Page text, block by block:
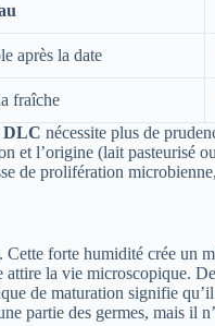
après la date
fraîche
DLC nécessite plus de
et l’origine (lait pasteurisé
de prolifération
forte humidité crée un
la vie microscopique.
de maturation signifie
partie des germes, mais il